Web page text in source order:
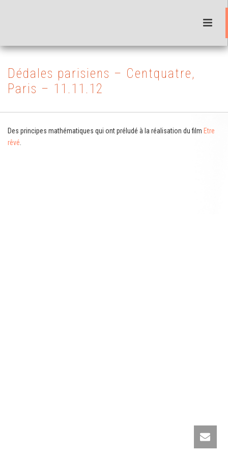
Dédales parisiens – Centquatre,
Paris – 11.11.12
Des principes mathématiques qui ont préludé à la réalisation du film Etre
rêvé